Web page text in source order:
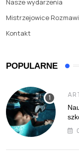
Mistrzejowice
Kontakt
POPULARNE